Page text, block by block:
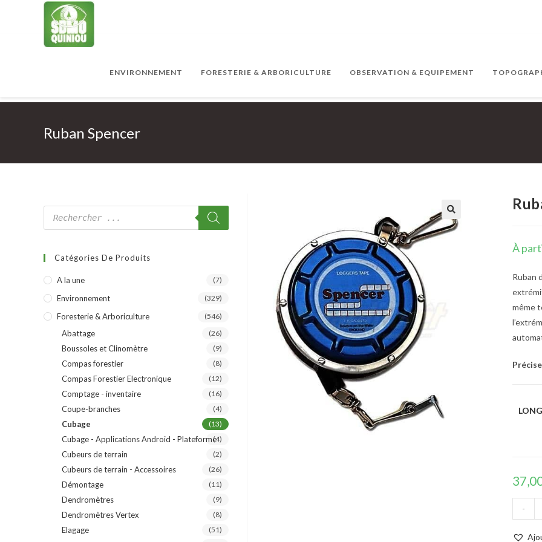
ENVIRONNEMENT FORESTERIE & ARBORICULTURE OBSERVATION & EQUIPEMENT
Ruban Spencer
À
Ruban
même
-
Catégories De Produits
A la une (7)
Environnement (329)
Foresterie & Arboriculture (546)
Abattage (26)
Boussoles et Clinomètre (9)
Compas forestier (8)
Compas Forestier Electronique (12)
Comptage - inventaire (16)
Coupe-branches (4)
Cubage (13)
Cubage - Applications Android - Plateforme(4)
Cubeurs de terrain (2)
Cubeurs de terrain - Accessoires (26)
Démontage (11)
Dendromètres (9)
Dendromètres Vertex (8)
Elagage (51)